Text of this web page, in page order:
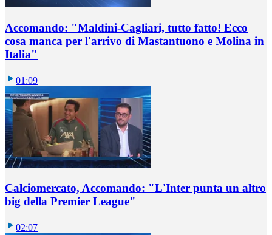
Accomando: "Maldini-Cagliari, tutto fatto! Ecco
cosa manca per l'arrivo di Mastantuono e Molina in
Italia"
01:09
Calciomercato, Accomando: "L'Inter punta un altro
big della Premier League"
02:07